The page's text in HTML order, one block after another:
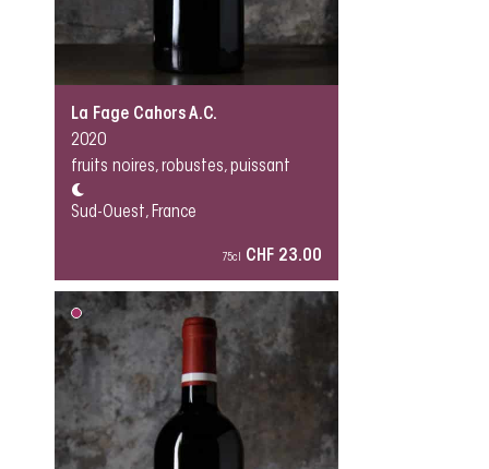
La Fage Cahors A.C.
2020
fruits noires, robustes, puissant
Sud-Ouest, France
75cl CHF 23.00